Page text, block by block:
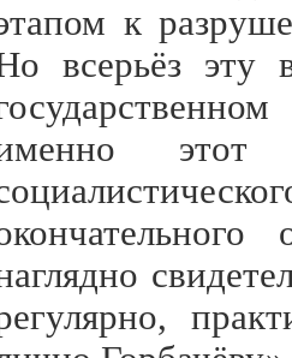
к
всерьёз эту
этот